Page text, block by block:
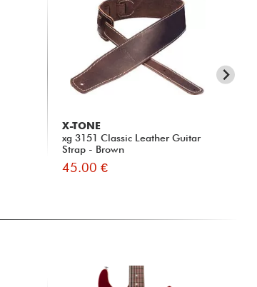
X-TONE
xg 3151 Classic Leather Guitar
Strap - Brown
45.00 €